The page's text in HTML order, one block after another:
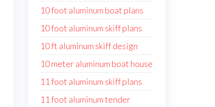
10 foot aluminum boat plans
10 foot aluminum skiff plans
10 ft aluminum skiff design
10 meter aluminum boat house
11 foot aluminum skiff plans
11 foot aluminum tender